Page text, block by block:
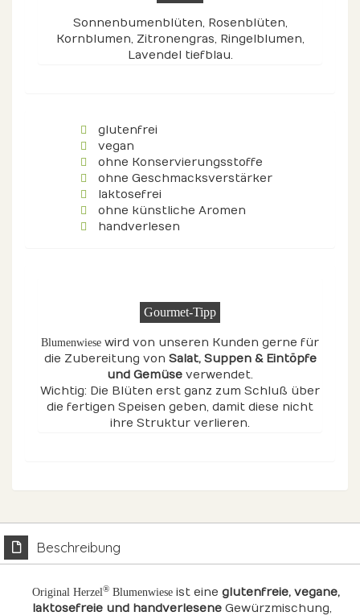
Sonnenbumenblüten, Rosenblüten,
Kornblumen, Zitronengras, Ringelblumen,
Lavendel tiefblau.
glutenfrei
vegan
ohne Konservierungsstoffe
ohne Geschmacksverstärker
laktosefrei
ohne künstliche Aromen
handverlesen
Gourmet-Tipp
Blumenwiese wird von unseren Kunden gerne für
die Zubereitung von Salat, Suppen & Eintöpfe
und Gemüse verwendet.
Wichtig: Die Blüten erst ganz zum Schluß über
die fertigen Speisen geben, damit diese nicht
ihre Struktur verlieren.
Beschreibung
Original Herzel® Blumenwiese ist eine glutenfreie, vegane,
laktosefreie und handverlesene Gewürzmischung,